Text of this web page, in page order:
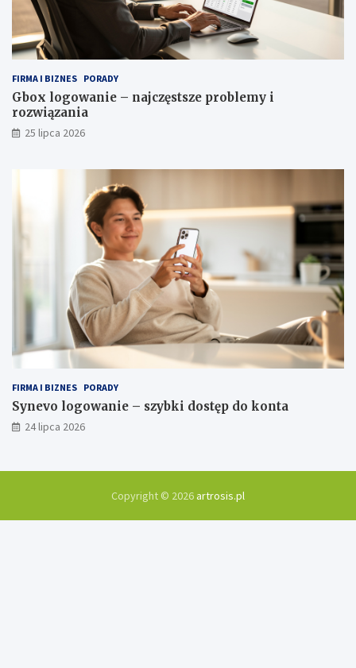
FIRMA I BIZNES PORADY
Gbox logowanie – najczęstsze problemy i
rozwiązania
25 lipca 2026
FIRMA I BIZNES PORADY
Synevo logowanie – szybki dostęp do konta
24 lipca 2026
Copyright © 2026artrosis.pl